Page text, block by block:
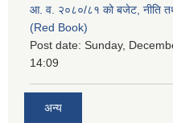
आ. व. २०८०/८१ को बजेट, नीति
(Red Book)
Post date: Sunday,
14:09
अन्य